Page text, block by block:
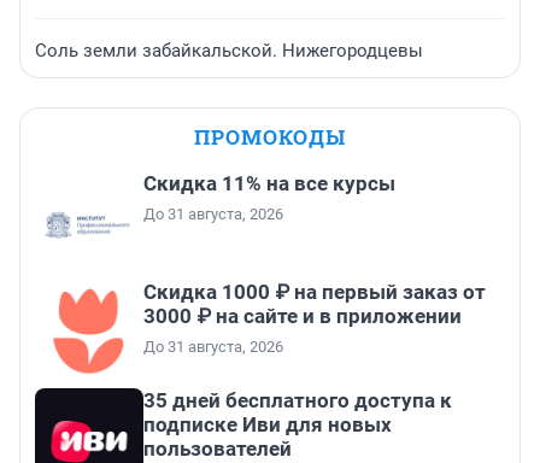
Соль земли забайкальской. Нижегородцевы
ПРОМОКОДЫ
Скидка 11% на все курсы
До 31 августа, 2026
Скидка 1000 ₽ на первый заказ от
3000 ₽ на сайте и в приложении
До 31 августа, 2026
35 дней бесплатного доступа к
подписке Иви для новых
пользователей